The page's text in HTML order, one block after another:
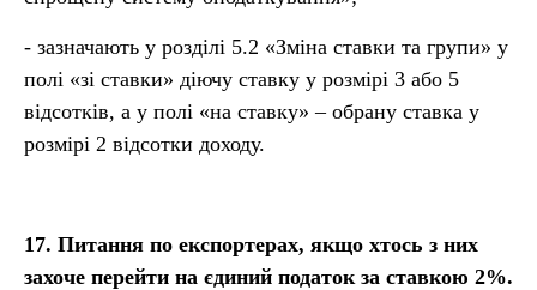
- зазначають у розділі 5.2 «Зміна ставки та групи» у
полі «зі ставки» діючу ставку у розмірі 3 або 5
відсотків, а у полі «на ставку» – обрану ставка у
розмірі 2 відсотки доходу.
17. Питання по експортерах, якщо хтось з них
захоче перейти на єдиний податок за ставкою 2%.